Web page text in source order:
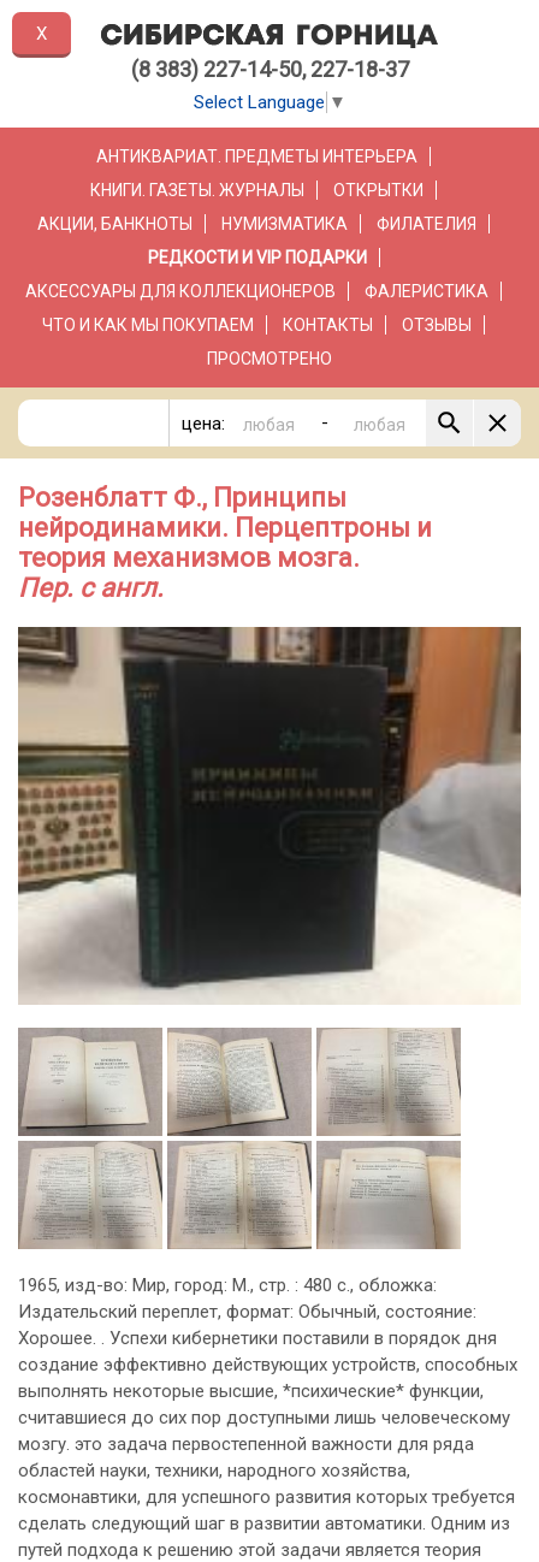
(8 383) 227-14-50, 227-18-37
Select Language ▼
АНТИКВАРИАТ. ПРЕДМЕТЫ ИНТЕРЬЕРА
КНИГИ. ГАЗЕТЫ. ЖУРНАЛЫ
ОТКРЫТКИ
АКЦИИ, БАНКНОТЫ
НУМИЗМАТИКА
ФИЛАТЕЛИЯ
РЕДКОСТИ И VIP ПОДАРКИ
АКСЕССУАРЫ ДЛЯ КОЛЛЕКЦИОНЕРОВ
ФАЛЕРИСТИКА
ЧТО И КАК МЫ ПОКУПАЕМ
КОНТАКТЫ
ОТЗЫВЫ
ПРОСМОТРЕНО
цена: -
Розенблатт Ф., Принципы
нейродинамики. Перцептроны и
теория механизмов мозга.
Пер. с англ.
1965, изд-во: Мир, город: М., стр. : 480 с., обложка:
Издательский переплет, формат: Обычный, состояние:
Хорошее. . Успехи кибернетики поставили в порядок дня
создание эффективно действующих устройств, способных
выполнять некоторые высшие, *психические* функции,
считавшиеся до сих пор доступными лишь человеческому
мозгу. это задача первостепенной важности для ряда
областей науки, техники, народного хозяйства,
космонавтики, для успешного развития которых требуется
сделать следующий шаг в развитии автоматики. Одним из
путей подхода к решению этой задачи является теория
X